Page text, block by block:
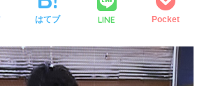
はてブ LINE Pocket